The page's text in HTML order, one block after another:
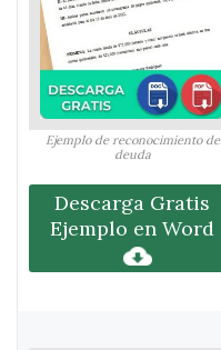
Ejemplo de reconocimiento de
deuda
Descarga Gratis
Ejemplo en Word